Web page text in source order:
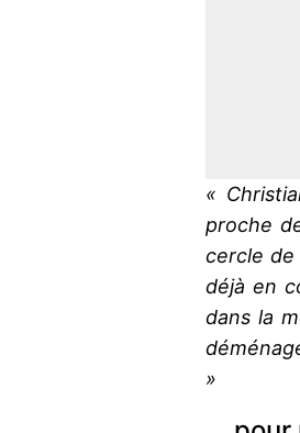
«
proche
cercle de
déjà en
dans la
»